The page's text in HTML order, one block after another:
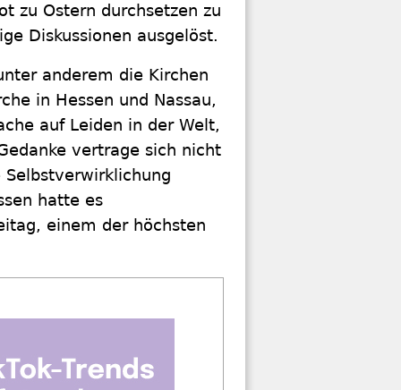
zu Ostern durchsetzen zu
Diskussionen ausgelöst.
anderem die Kirchen
in Hessen und Nassau,
auf Leiden in der Welt,
vertrage sich nicht
hatte es
einem der höchsten